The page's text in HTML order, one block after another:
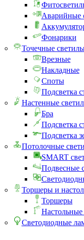
Аварийные
Фонарики
Точечные
Врезные
Накладные
Споты
Подсветка
Настенные
Бра
Подсветка
Подсветка
Потолочные
SMART
Подвесные
Торшеры и
Торшеры
Светодиодные